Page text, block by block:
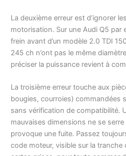
La deuxième erreur est d’ignorer
motorisation. Sur une Audi Q5 par
frein avant d’un modèle 2.0 TDI
245 ch n’ont pas le même
préciser la puissance revient à
La troisième erreur touche aux
bougies, courroies) commandées
sans vérification de compatibilité.
mauvaises dimensions ne se
provoque une fuite. Passez
code moteur, visible sur la tranche